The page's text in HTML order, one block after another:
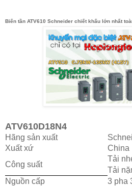
Biến tần ATV610 Schneider chiết khấu lớn nhất
ATV610D18N4
Hãng sản xuất
Xuất xứ
China
Công suất
Tải
Tải
Nguồn cấp
3 pha